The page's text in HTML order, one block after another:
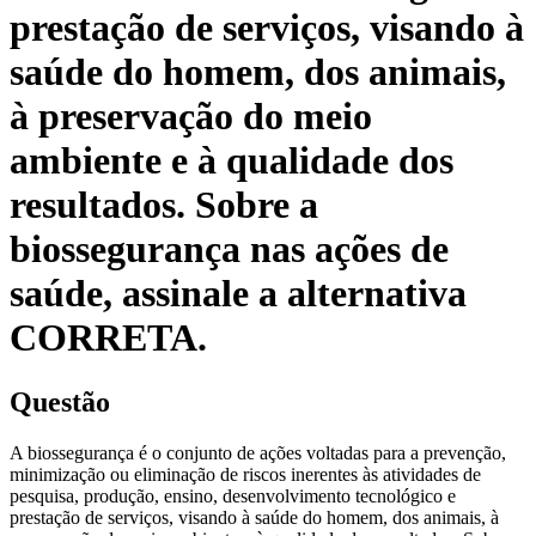
prestação de serviços, visando à
saúde do homem, dos animais,
à preservação do meio
ambiente e à qualidade dos
resultados. Sobre a
biossegurança nas ações de
saúde, assinale a alternativa
CORRETA.
Questão
A biossegurança é o conjunto de ações voltadas para a prevenção,
minimização ou eliminação de riscos inerentes às atividades de
pesquisa, produção, ensino, desenvolvimento tecnológico e
prestação de serviços, visando à saúde do homem, dos animais, à